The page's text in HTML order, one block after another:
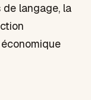
langage, la